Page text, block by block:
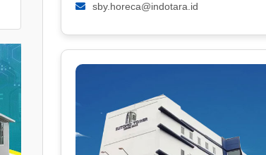
sby.horeca@indotara.id